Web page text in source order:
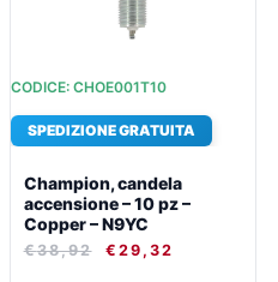
CODICE: CHOE001T10
SPEDIZIONE GRATUITA
Champion, candela
accensione – 10 pz –
Copper – N9YC
€38,92 € 29,32